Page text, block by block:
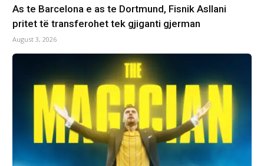
As te Barcelona e as te Dortmund, Fisnik Asllani
pritet të transferohet tek gjiganti gjerman
August 3, 2026